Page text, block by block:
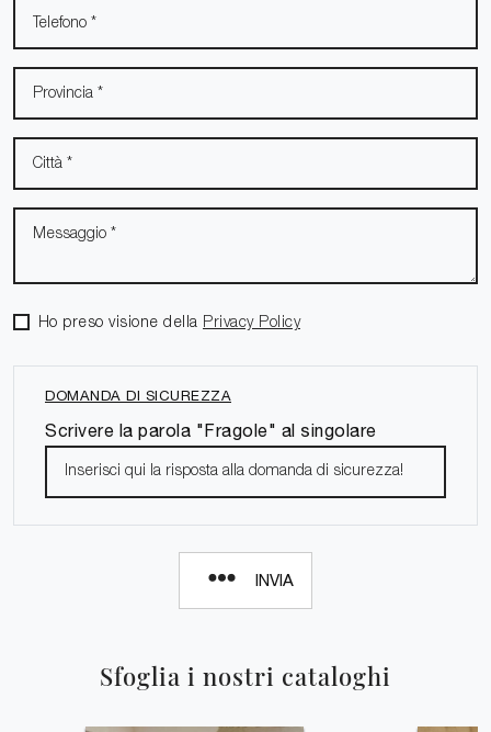
Sfoglia i nostri cataloghi
Ho preso visione della Privacy Policy
DOMANDA DI SICUREZZA
Scrivere la parola "Fragole" al singolare
INVIA